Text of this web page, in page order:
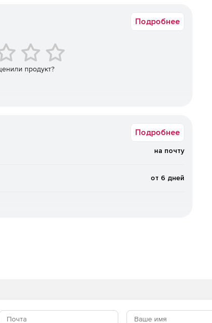
внешнем носителе (NFC-токене, при наличии
криптографии (CryptoAPI) с помощью
КриптоПро Cloud CSP на базе криптопровайдера
с традиционными приложениями;
по протоколу открытой авторизации
Подробнее
продукт?
Подробнее
на почту
от 6 дней